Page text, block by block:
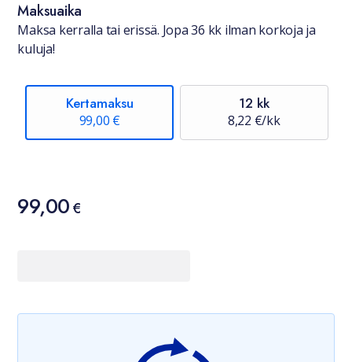
Maksuaika
Maksa kerralla tai erissä. Jopa 36 kk ilman korkoja ja
kuluja!
Kertamaksu
99,00 €
12 kk
8,22 €/kk
Hinta
99,00 €
99,00€